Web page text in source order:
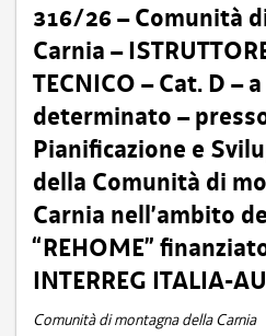
316/26 – Comunità
Carnia –
TECNICO – Cat. D –
determinato –
Pianificazione e
della Comunità di
Carnia nell’ambito
“REHOME”
INTERREG ITALIA-
Comunità di montagna della Carnia